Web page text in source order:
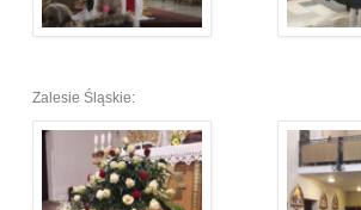
Zalesie Śląskie: